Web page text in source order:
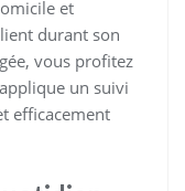
et
durant son
vous profitez
un suivi
efficacement